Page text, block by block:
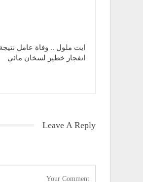
ايت ملول .. وفاة عامل نتيجة
انفجار خطير لسخان مائي
Leave A Reply